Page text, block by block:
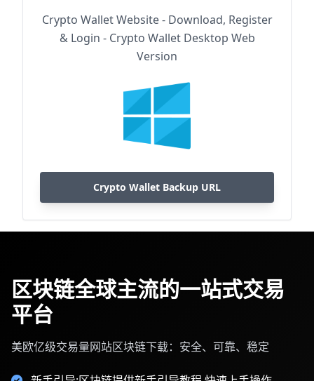
Crypto Wallet Website - Download, Register
& Login - Crypto Wallet Desktop Web
Version
Crypto Wallet Backup URL
区块链全球主流的一站式交易
平台
美欧亿级交易量网站区块链下载：安全、可靠、稳定